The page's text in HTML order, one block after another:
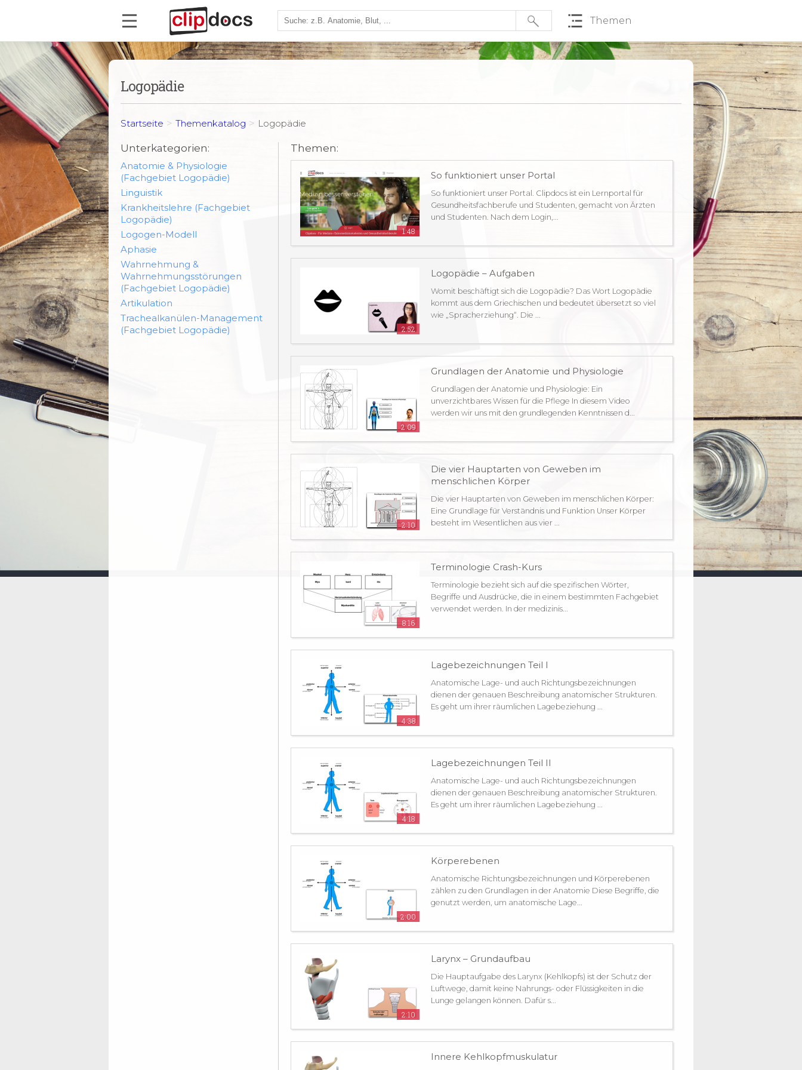
Themen
Logopädie
Startseite > Themenkatalog > Logopädie
Unterkategorien:
Anatomie & Physiologie
(Fachgebiet Logopädie)
Linguistik
Krankheitslehre (Fachgebiet
Logopädie)
Logogen-Modell
Aphasie
Wahrnehmung &
Wahrnehmungsstörungen
(Fachgebiet Logopädie)
Artikulation
Trachealkanülen-Management
(Fachgebiet Logopädie)
Themen:
1:48
So funktioniert unser Portal
So funktioniert unser Portal. Clipdocs ist ein Lernportal für
Gesundheitsfachberufe und Studenten, gemacht von Ärzten
und Studenten. Nach dem Login,...
2:52
Logopädie – Aufgaben
Womit beschäftigt sich die Logopädie? Das Wort Logopädie
kommt aus dem Griechischen und bedeutet übersetzt so viel
wie „Spracherziehung“. Die ...
2:09
Grundlagen der Anatomie und Physiologie
Grundlagen der Anatomie und Physiologie: Ein
unverzichtbares Wissen für die Pflege In diesem Video
werden wir uns mit den grundlegenden Kenntnissen d...
2:10
Die vier Hauptarten von Geweben im
menschlichen Körper
Die vier Hauptarten von Geweben im menschlichen Körper:
Eine Grundlage für Verständnis und Funktion Unser Körper
besteht im Wesentlichen aus vier ...
8:16
Terminologie Crash-Kurs
Terminologie bezieht sich auf die spezifischen Wörter,
Begriffe und Ausdrücke, die in einem bestimmten Fachgebiet
verwendet werden. In der medizinis...
4:38
Lagebezeichnungen Teil I
Anatomische Lage- und auch Richtungsbezeichnungen
dienen der genauen Beschreibung anatomischer Strukturen.
Es geht um ihrer räumlichen Lagebeziehung ...
4:18
Lagebezeichnungen Teil II
Anatomische Lage- und auch Richtungsbezeichnungen
dienen der genauen Beschreibung anatomischer Strukturen.
Es geht um ihrer räumlichen Lagebeziehung ...
2:00
Körperebenen
Anatomische Richtungsbezeichnungen und Körperebenen
zählen zu den Grundlagen in der Anatomie Diese Begriffe, die
genutzt werden, um anatomische Lage...
2:10
Larynx – Grundaufbau
Die Hauptaufgabe des Larynx (Kehlkopfs) ist der Schutz der
Luftwege, damit keine Nahrungs- oder Flüssigkeiten in die
Lunge gelangen können. Dafür s...
Innere Kehlkopfmuskulatur